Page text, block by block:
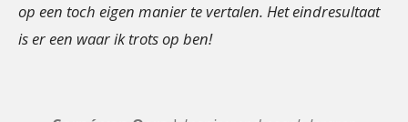
op een toch eigen manier te vertalen. Het eindresultaat
is er een waar ik trots op ben!